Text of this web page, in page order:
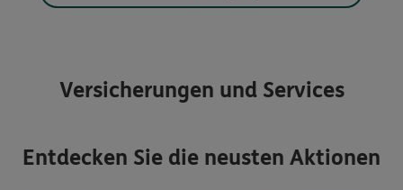
Versicherungen und Services
Entdecken Sie die neusten Aktionen